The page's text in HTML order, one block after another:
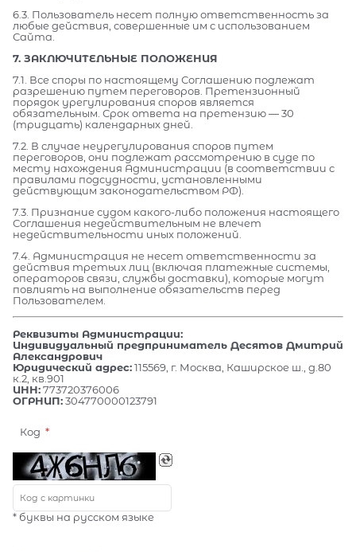
6.3. Пользователь несет полную ответственность за
любые действия, совершенные им с использованием
Сайта.
7. ЗАКЛЮЧИТЕЛЬНЫЕ ПОЛОЖЕНИЯ
7.1. Все споры по настоящему Соглашению подлежат
разрешению путем переговоров. Претензионный
порядок урегулирования споров является
обязательным. Срок ответа на претензию — 30
(тридцать) календарных дней.
7.2. В случае неурегулирования споров путем
переговоров, они подлежат рассмотрению в суде по
месту нахождения Администрации (в соответствии с
правилами подсудности, установленными
действующим законодательством РФ).
7.3. Признание судом какого-либо положения настоящего
Соглашения недействительным не влечет
недействительности иных положений.
7.4. Администрация не несет ответственности за
действия третьих лиц (включая платежные системы,
операторов связи, службы доставки), которые могут
повлиять на выполнение обязательств перед
Пользователем.
Реквизиты Администрации:
Индивидуальный предприниматель Десятов Дмитрий
Александрович
Юридический адрес:115569, г. Москва, Каширское ш., д.80
к.2, кв.901
ИНН:773720376006
ОГРНИП:304770000123791
Код
* буквы на русском языке